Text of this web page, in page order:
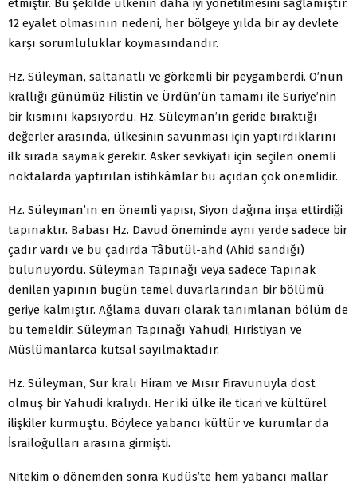
12 eyalet olmasının nedeni, her bölgeye yılda bir ay devlete
karşı sorumluluklar koymasındandır.
Hz. Süleyman, saltanatlı ve görkemli bir peygamberdi. O’nun
krallığı günümüz Filistin ve Ürdün’ün tamamı ile Suriye’nin
bir kısmını kapsıyordu. Hz. Süleyman’ın geride bıraktığı
değerler arasında, ülkesinin savunması için yaptırdıklarını
ilk sırada saymak gerekir. Asker sevkiyatı için seçilen önemli
noktalarda yaptırılan istihkâmlar bu açıdan çok önemlidir.
Hz. Süleyman’ın en önemli yapısı, Siyon dağına inşa ettirdiği
tapınaktır. Babası Hz. Davud öneminde aynı yerde sadece bir
çadır vardı ve bu çadırda Tâbutül-ahd (Ahid sandığı)
bulunuyordu. Süleyman Tapınağı veya sadece Tapınak
denilen yapının bugün temel duvarlarından bir bölümü
geriye kalmıştır. Ağlama duvarı olarak tanımlanan bölüm de
bu temeldir. Süleyman Tapınağı Yahudi, Hıristiyan ve
Müslümanlarca kutsal sayılmaktadır.
Hz. Süleyman, Sur kralı Hiram ve Mısır Firavunuyla dost
olmuş bir Yahudi kralıydı. Her iki ülke ile ticari ve kültürel
ilişkiler kurmuştu. Böylece yabancı kültür ve kurumlar da
İsrailoğulları arasına girmişti.
Nitekim o dönemden sonra Kudüs’te hem yabancı mallar